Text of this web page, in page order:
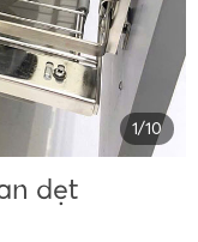
1/10
dẹt